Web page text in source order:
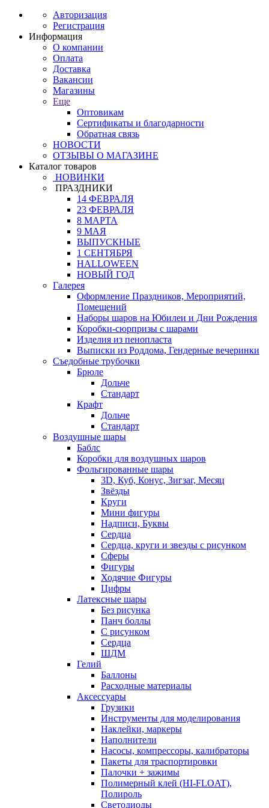
Авторизация
Регистрация
Информация
О компании
Оплата
Доставка
Вакансии
Магазины
Еще
Оптовикам
Сертификаты и благодарности
Обратная связь
НОВОСТИ
ОТЗЫВЫ О МАГАЗИНЕ
Каталог товаров
НОВИНКИ
ПРАЗДНИКИ
14 ФЕВРАЛЯ
23 ФЕВРАЛЯ
8 МАРТА
9 МАЯ
ВЫПУСКНЫЕ
1 СЕНТЯБРЯ
HALLOWEEN
НОВЫЙ ГОД
Галерея
Оформление Праздников, Мероприятий,
Помещений
Наборы шаров на Юбилеи и Дни Рождения
Коробки-сюрпризы с шарами
Изделия из пенопласта
Выписки из Роддома, Гендерные вечеринки
Съедобные трубочки
Брюле
Дольче
Стандарт
Крафт
Дольче
Стандарт
Воздушные шары
Баблс
Коробки для воздушных шаров
Фольгированные шары
3D, Куб, Конус, Зигзаг, Месяц
Звёзды
Круги
Мини фигуры
Надписи, Буквы
Сердца
Сердца, круги и звезды с рисунком
Сферы
Фигуры
Ходячие Фигуры
Цифры
Латексные шары
Без рисунка
Панч боллы
С рисунком
Сердца
ШДМ
Гелий
Баллоны
Расходные материалы
Аксессуары
Грузики
Инструменты для моделирования
Наклейки, маркеры
Наполнители
Насосы, компрессоры, калибраторы
Пакеты для траспортировки
Палочки + зажимы
Полимерный клей (HI-FLOAT),
Полироль
Светодиоды